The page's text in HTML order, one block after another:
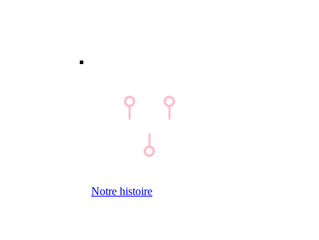
Notre histoire